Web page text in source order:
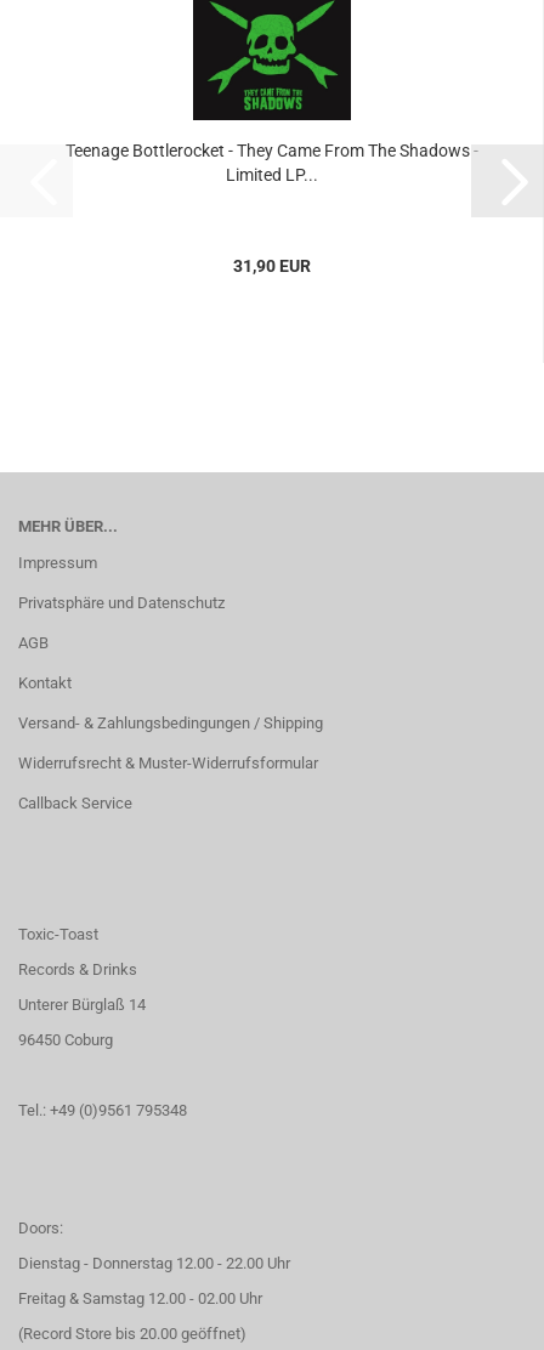
Teenage Bottlerocket - They Came From The Shadows -
Limited LP...
31,90 EUR
MEHR ÜBER...
Impressum
Privatsphäre und Datenschutz
AGB
Kontakt
Versand- & Zahlungsbedingungen / Shipping
Widerrufsrecht & Muster-Widerrufsformular
Callback Service
Toxic-Toast
Records & Drinks
Unterer Bürglaß 14
96450 Coburg
Tel.: +49 (0)9561 795348
Doors:
Dienstag - Donnerstag 12.00 - 22.00 Uhr
Freitag & Samstag 12.00 - 02.00 Uhr
(Record Store bis 20.00 geöffnet)